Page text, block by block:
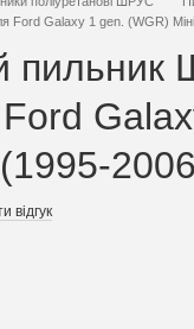
Ford Galaxy 1 gen. (WGR)
Ford
відгук